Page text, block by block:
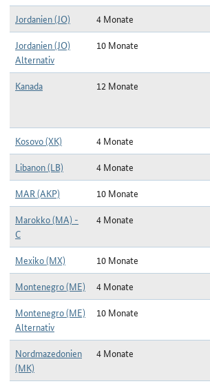
Jordanien (JO)
4 Monate
Jordanien (JO)
Alternativ
10 Monate
Kanada
12 Monate
Kosovo (XK)
4 Monate
Libanon (LB)
4 Monate
MAR (AKP)
10 Monate
Marokko (MA) -
C
4 Monate
Mexiko (MX) 10 Monate
Montenegro (ME)
4 Monate
Montenegro (ME)
Alternativ
10 Monate
Nordmazedonien
(MK)
4 Monate